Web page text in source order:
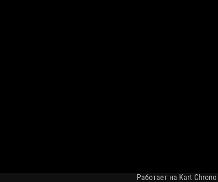
Работает на Kart Chrono